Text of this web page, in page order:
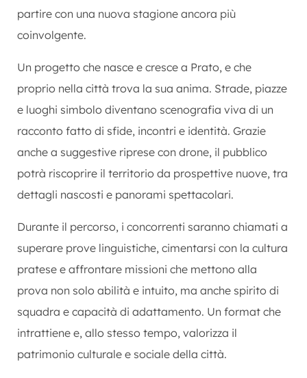
partire con una nuova stagione ancora più
coinvolgente.
Un progetto che nasce e cresce a Prato, e che
proprio nella città trova la sua anima. Strade, piazze
e luoghi simbolo diventano scenografia viva di un
racconto fatto di sfide, incontri e identità. Grazie
anche a suggestive riprese con drone, il pubblico
potrà riscoprire il territorio da prospettive nuove, tra
dettagli nascosti e panorami spettacolari.
Durante il percorso, i concorrenti saranno chiamati a
superare prove linguistiche, cimentarsi con la cultura
pratese e affrontare missioni che mettono alla
prova non solo abilità e intuito, ma anche spirito di
squadra e capacità di adattamento. Un format che
intrattiene e, allo stesso tempo, valorizza il
patrimonio culturale e sociale della città.